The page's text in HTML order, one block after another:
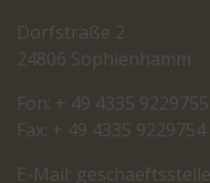
Dorfstraße 2
24806 Sophienhamm
Fon: + 49 4335 9229755
Fax: + 49 4335 9229754
E-Mail:
letss
tfeah
cseg